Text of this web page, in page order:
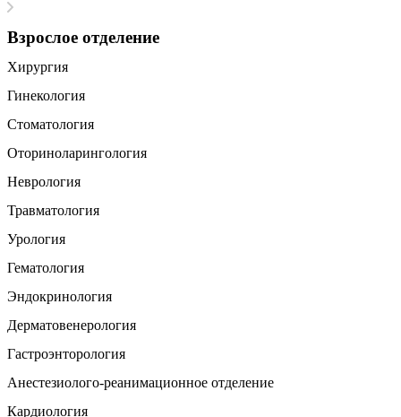
Взрослое отделение
Хирургия
Гинекология
Стоматология
Оториноларингология
Неврология
Травматология
Урология
Гематология
Эндокринология
Дерматовенерология
Гастроэнторология
Анестезиолого-реанимационное отделение
Кардиология